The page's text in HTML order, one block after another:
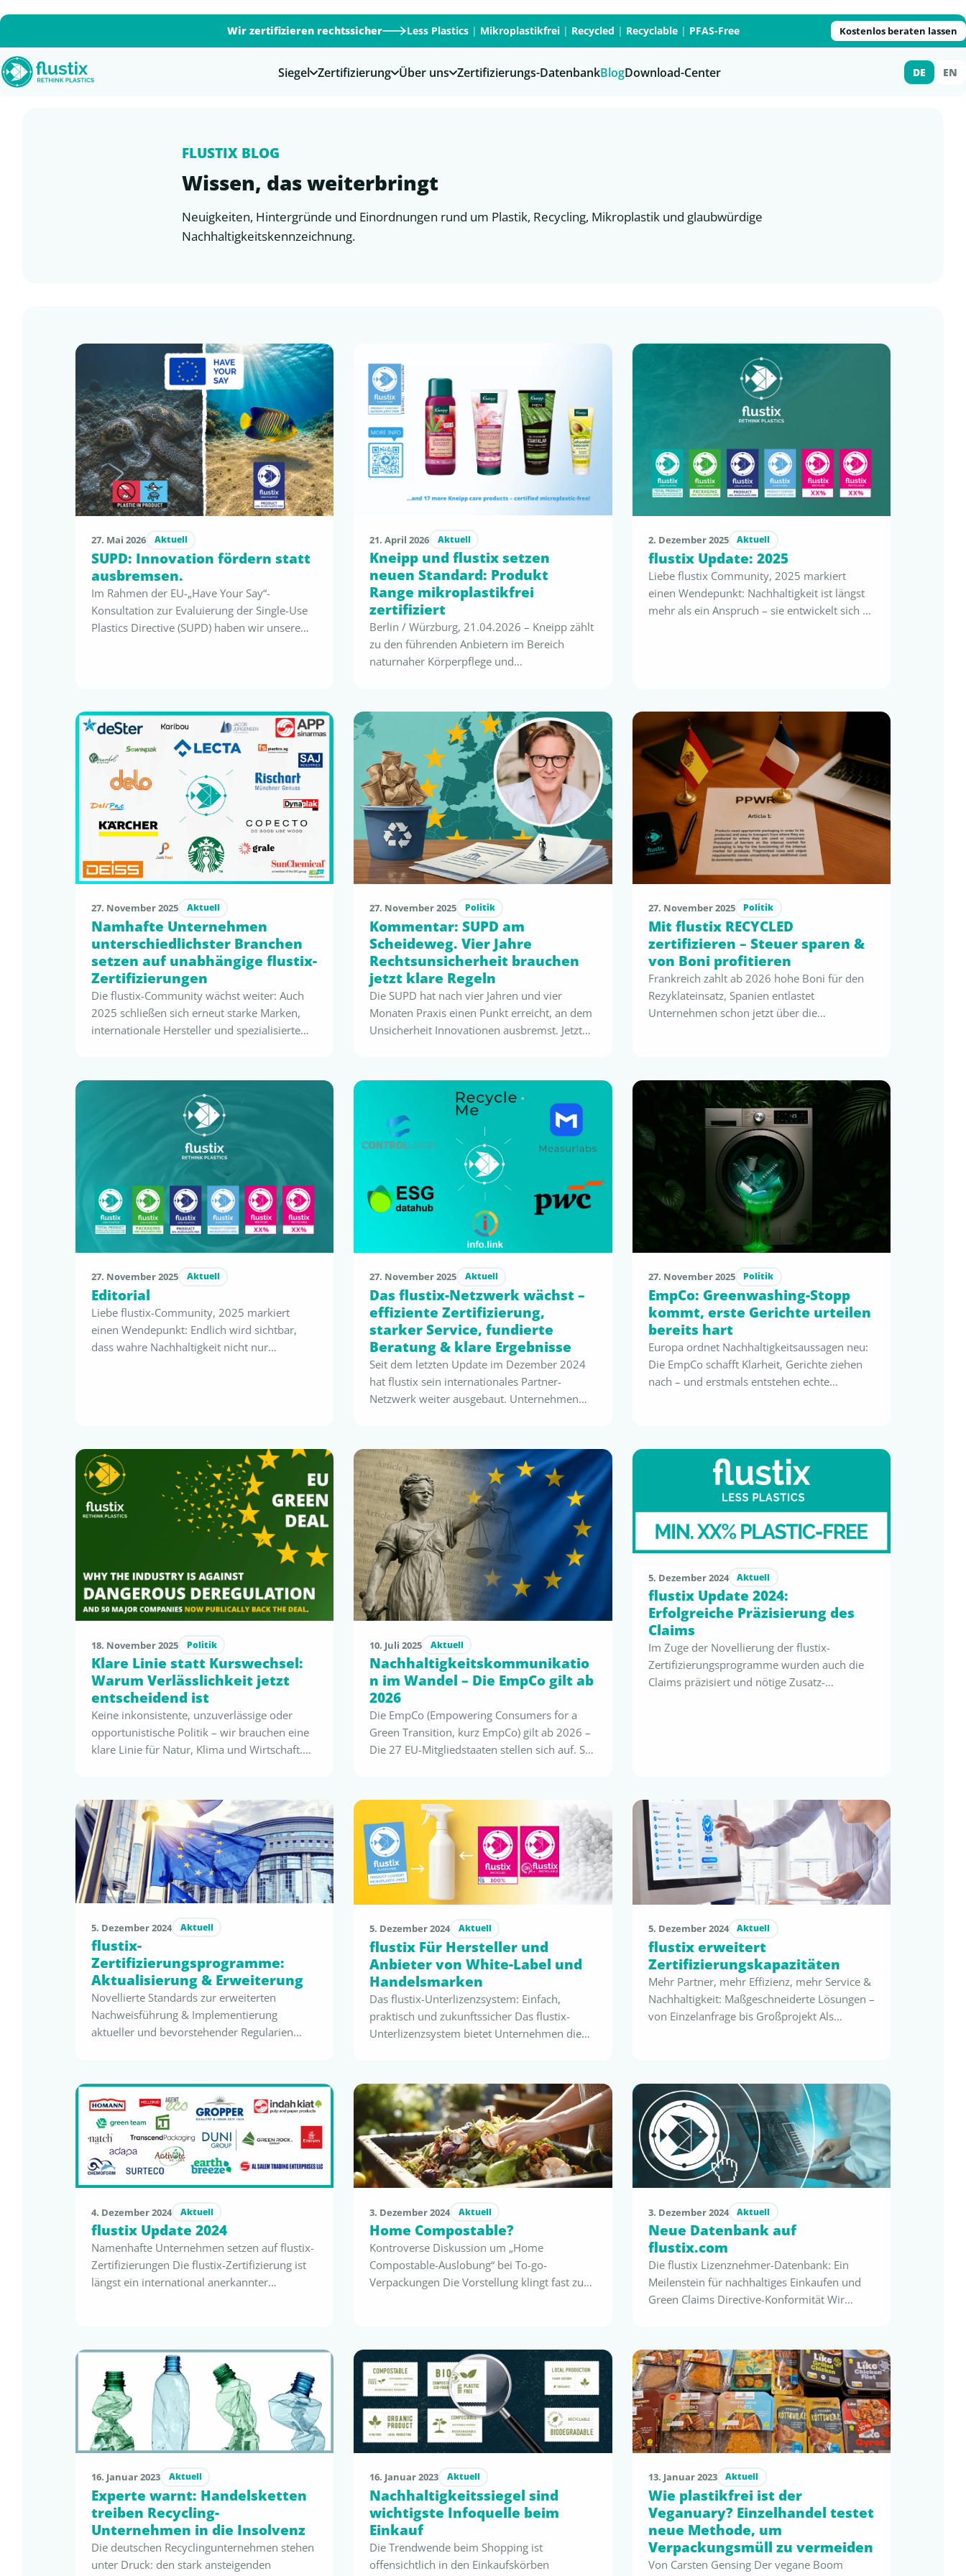
Wir zertifizieren rechtssicher Less Plastics| Mikroplastikfrei| Recycled | Recyclable| PFAS-Free Kostenlos beraten lassen
Siegel Zertifizierung Über uns Zertifizierungs-DatenbankBlogDownload-Center DE EN
FLUSTIX BLOG
Wissen, das weiterbringt
Neuigkeiten, Hintergründe und Einordnungen rund um Plastik, Recycling, Mikroplastik und glaubwürdige
Nachhaltigkeitskennzeichnung.
27. Mai 2026 Aktuell
SUPD: Innovation fördern statt
ausbremsen.
Im Rahmen der EU-„Have Your Say“-
Konsultation zur Evaluierung der Single-Use
Plastics Directive (SUPD) haben wir unsere
Es muss klare, nachvollziehbare und
vollziehbare Kriterien geben, um den
innovativen Ansatz der SUPD zu erhalten. Die
vollständige Stellungnahme zur SUPD-
Evaluierung findet ihr …
21. April 2026 Aktuell
Kneipp und flustix setzen
neuen Standard: Produkt
Range mikroplastikfrei
zertifiziert
Berlin / Würzburg, 21.04.2026 – Kneipp zählt
zu den führenden Anbietern im Bereich
naturnaher Körperpflege und
des Nachhaltigkeitsengagements: Eine erste
Range von 16 Körperpflegeprodukten wurde
erfolgreich nach dem flustix-Standard
„Produktinhalt Mikroplastikfrei“ zertifiziert.
Die Zertifizierung erfolgt auf Basis der
international anerkannten Definition von
Mikroplastik gemäß REACH …
2. Dezember 2025 Aktuell
flustix Update: 2025
Liebe flustix Community, 2025 markiert
einen Wendepunkt: Nachhaltigkeit ist längst
mehr als ein Anspruch – sie entwickelt sich zu
transparente, wissenschaftlich fundierte
Claims zur glaubwürdigsten – und
zunehmend profitabelsten – Option für …
27. November 2025 Aktuell
Namhafte Unternehmen
unterschiedlichster Branchen
setzen auf unabhängige flustix-
Zertifizierungen
Die flustix-Community wächst weiter: Auch
2025 schließen sich erneut starke Marken,
internationale Hersteller und spezialisierte
Meterialeinsatz, mehr Kreislaufwirtschaft und
eine fundierte, sichere
Nachhaltigkeitskommunikation – konform
zur EmpCo, zur Green Claims Directive, zur
SUPD und zu den PPWR-Vorgaben. Seit dem
letzten großen flustix-Update wurden
zahlreiche Produkte neu zertifiziert …
27. November 2025 Politik
Kommentar: SUPD am
Scheideweg. Vier Jahre
Rechtsunsicherheit brauchen
jetzt klare Regeln
Die SUPD hat nach vier Jahren und vier
Monaten Praxis einen Punkt erreicht, an dem
Unsicherheit Innovationen ausbremst. Jetzt
klaren, praxistauglichen Polymergrenzwert zu
geben. Warum Europa jetzt einen klaren
Polymergrenzwert braucht – und warum die
SUPD ohne ihn nicht funktioniert Die
Einwegkunststoffrichtlinie …
27. November 2025 Politik
Mit flustix RECYCLED
zertifizieren – Steuer sparen &
von Boni profitieren
Frankreich zahlt ab 2026 hohe Boni für den
Rezyklateinsatz, Spanien entlastet
Unternehmen schon jetzt über die
Konformität, finanzielle Vorteile – und volle
regulatorische Sicherheit. Cash for Circularity
– wie unabhängige Rezyklat-Zertifizierung
Ihren Einsatz bezahlt macht Die neue EU-
Verpackungsverordnung (PPWR) zwingt
Unternehmen …
27. November 2025 Aktuell
Editorial
Liebe flustix-Community, 2025 markiert
einen Wendepunkt: Endlich wird sichtbar,
dass wahre Nachhaltigkeit nicht nur
der Umsetzung, die EmpCo verändert die
Nachhaltigkeitskommunikation bereits jetzt,
SUPD und GCD werden präziser, erste Länder
koppeln in …
27. November 2025 Aktuell
Das flustix-Netzwerk wächst –
effiziente Zertifizierung,
starker Service, fundierte
Beratung & klare Ergebnisse
Seit dem letzten Update im Dezember 2024
hat flustix sein internationales Partner-
Netzwerk weiter ausgebaut. Unternehmen
Kunststoffsteuern und Bonussysteme. Damit
steigt der Bedarf an verlässlichen
Nachweisen, standardisierten Prüfmethoden
und schneller Zertifizierung. flustix reagiert
darauf mit neuen Partnern, erweiterten
Kapazitäten und zusätzlichen
Dienstleistungen, die globale Unternehmen
regulatorisch …
27. November 2025 Politik
EmpCo: Greenwashing-Stopp
kommt, erste Gerichte urteilen
bereits hart
Europa ordnet Nachhaltigkeitsaussagen neu:
Die EmpCo schafft Klarheit, Gerichte ziehen
nach – und erstmals entstehen echte
Glaubwürdigkeit, Effizienz und Budget. Die
EmpCo schafft klare Linien und neue
finanzielle Spielräume Die 27 EU-
Mitgliedstaaten setzen aktuell die Richtlinie
18. November 2025 Politik
Klare Linie statt Kurswechsel:
Warum Verlässlichkeit jetzt
entscheidend ist
Keine inkonsistente, unzuverlässige oder
opportunistische Politik – wir brauchen eine
klare Linie für Natur, Klima und Wirtschaft.
als jede scheinbare kurzfristige Entlastung.
Seit der Ausrufung des European Green Deal
im Jahr 2019 haben Unternehmen weltweit
Milliarden Euro in nachhaltige Technologien,
Prozesse und Materialien investiert …
10. Juli 2025 Aktuell
Nachhaltigkeitskommunikatio
n im Wandel – Die EmpCo gilt ab
2026
Die EmpCo (Empowering Consumers for a
Green Transition, kurz EmpCo) gilt ab 2026 –
Die 27 EU-Mitgliedstaaten stellen sich auf. So
konkrete Gesetzestexte sind veröffentlicht.
Die Ansprüche an bevorstehende EmPCo-
konforme Umweltclaims lesen Sie hier: Die
neue EU-Direktive (EU) 2024/825
„Empowering Consumers for a Green …
5. Dezember 2024 Aktuell
flustix Update 2024:
Erfolgreiche Präzisierung des
Claims
Im Zuge der Novellierung der flustix-
Zertifizierungsprogramme wurden auch die
Claims präzisiert und nötige Zusatz-
ausstehenden Richtlinien, Verordnungen oder
Direktiven. Absolute Transparenz für …
5. Dezember 2024 Aktuell
flustix-
Zertifizierungsprogramme:
Aktualisierung & Erweiterung
Novellierte Standards zur erweiterten
Nachweisführung & Implementierung
aktueller und bevorstehender Regularien
letzten 20 Monate intensiv genutzt, um die
flustix-Zertifizierungsprogramme auf Basis
der neuesten globalen und europäischen
Regularien, Richtlinien und Verordnungen zu
novellieren. Dazu zählen u.a. die Packaging
and Packaging Waste Regulation …
5. Dezember 2024 Aktuell
flustix Für Hersteller und
Anbieter von White-Label und
Handelsmarken
Das flustix-Unterlizenzsystem: Einfach,
praktisch und zukunftssicher Das flustix-
Unterlizenzsystem bietet Unternehmen die
zu übertragen. Besonders White-Label-
Hersteller und Handelsmarken-
Inverkehrbringer profitieren: Sie können die
Inverkehrbringer ihre Endprodukte mit
individuellen Lizenznummern versehen, ohne
zusätzliche Labortests oder Audits
durchzuführen. Dies stärkt die Marke, schafft
Transparenz in der Nachhaltigkeits-
Kommunikation für …
5. Dezember 2024 Aktuell
flustix erweitert
Zertifizierungskapazitäten
Mehr Partner, mehr Effizienz, mehr Service &
Nachhaltigkeit: Maßgeschneiderte Lösungen –
von Einzelanfrage bis Großprojekt Als
(GCD) und bietet Unternehmen zuverlässige,
umfangreiche Dienstleistungen und
Grundlagen für transparente und konforme
Nachhaltigkeitskommunikation. Mit einem
starken Netzwerk akkreditierter
Zertifizierungspartner und anerkannter
Labore …
4. Dezember 2024 Aktuell
flustix Update 2024
Namenhafte Unternehmen setzen auf flustix-
Zertifizierungen Die flustix-Zertifizierung ist
längst ein international anerkannter
community weiter gewachsen, da zahlreiche
bedeutende Unternehmen und global Player
erfolgreich die strengen Kriterien erfüllen und
ihre Produkte zertifizieren lassen konnten.
Die Erweiterung der flustix-community zeigt
…
3. Dezember 2024 Aktuell
Home Compostable?
Kontroverse Diskussion um „Home
Compostable-Auslobung“ bei To-go-
Verpackungen Die Vorstellung klingt fast zu
dann in reines Wasser und frischen
Sauerstoff auflöst, maximal nur noch besten
Kompost hinterlässt…Vielleicht würde die
Verpackung ja sogar noch ähnlich gut …
3. Dezember 2024 Aktuell
Neue Datenbank auf
flustix.com
Die flustix Lizenznehmer-Datenbank: Ein
Meilenstein für nachhaltiges Einkaufen und
Green Claims Directive-Konformität Wir
flustix-Lizensierten Waren vorzustellen, die
jetzt auf flustix.com/certified zugänglich ist.
Diese innovative Plattform ist nicht nur ein
Fortschritt in der Nutzerfreundlichkeit und
Zugänglichkeit, sondern entspricht auch den
strengen Vorgaben der …
16. Januar 2023 Aktuell
Experte warnt: Handelsketten
treiben Recycling-
Unternehmen in die Insolvenz
Die deutschen Recyclingunternehmen stehen
unter Druck: den stark ansteigenden
16. Januar 2023 Aktuell
Nachhaltigkeitssiegel sind
wichtigste Infoquelle beim
Einkauf
Die Trendwende beim Shopping ist
offensichtlich in den Einkaufskörben
13. Januar 2023 Aktuell
Wie plastikfrei ist der
Veganuary? Einzelhandel testet
neue Methode, um
Verpackungsmüll zu vermeiden
Von Carsten Gensing Der vegane Boom